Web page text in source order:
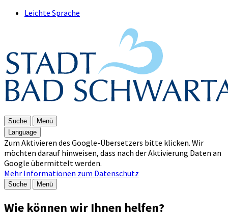
Leichte Sprache
Suche
Menü
Language
Zum Aktivieren des Google-Übersetzers bitte klicken. Wir
möchten darauf hinweisen, dass nach der Aktivierung Daten an
Google übermittelt werden.
Mehr Informationen zum Datenschutz
Suche Menü
Wie können wir Ihnen helfen?